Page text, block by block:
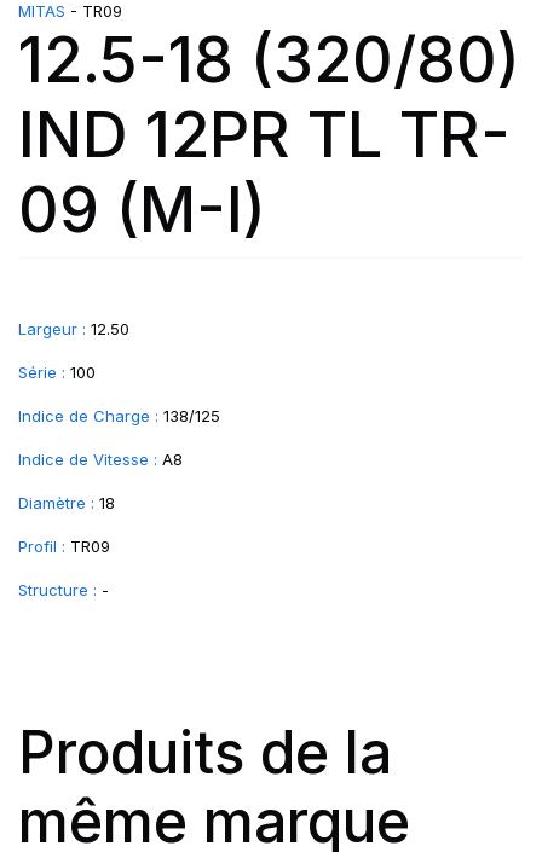
MITAS - TR09
12.5-18 (320/80)
IND 12PR TL TR-
09 (M-I)
Largeur : 12.50
Série : 100
Indice de Charge : 138/125
Indice de Vitesse : A8
Diamètre : 18
Profil : TR09
Structure : -
Produits de la
même marque